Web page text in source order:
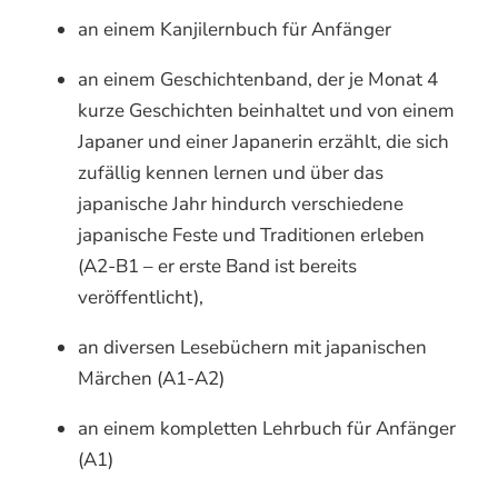
an einem Kanjilernbuch für Anfänger
an einem Geschichtenband, der je Monat 4
kurze Geschichten beinhaltet und von einem
Japaner und einer Japanerin erzählt, die sich
zufällig kennen lernen und über das
japanische Jahr hindurch verschiedene
japanische Feste und Traditionen erleben
(A2-B1 – er erste Band ist bereits
veröffentlicht),
an diversen Lesebüchern mit japanischen
Märchen (A1-A2)
an einem kompletten Lehrbuch für Anfänger
(A1)